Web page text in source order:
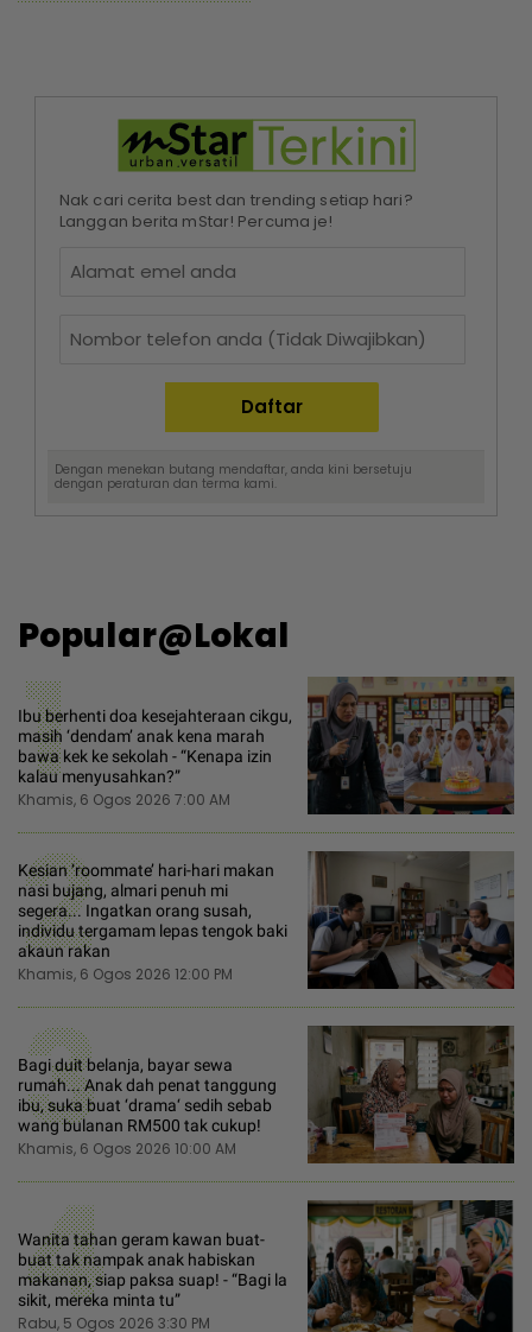
Nak cari cerita best dan trending setiap hari?
Langgan berita mStar! Percuma je!
Dengan menekan butang mendaftar, anda kini bersetuju
dengan peraturan dan terma kami.
Popular@Lokal
1
Ibu berhenti doa kesejahteraan cikgu,
masih ‘dendam’ anak kena marah
bawa kek ke sekolah - “Kenapa izin
kalau menyusahkan?”
Khamis, 6 Ogos 2026 7:00 AM
2
Kesian ‘roommate’ hari-hari makan
nasi bujang, almari penuh mi
segera... Ingatkan orang susah,
individu tergamam lepas tengok baki
akaun rakan
Khamis, 6 Ogos 2026 12:00 PM
3
Bagi duit belanja, bayar sewa
rumah... Anak dah penat tanggung
ibu, suka buat ‘drama‘ sedih sebab
wang bulanan RM500 tak cukup!
Khamis, 6 Ogos 2026 10:00 AM
4
Wanita tahan geram kawan buat-
buat tak nampak anak habiskan
makanan, siap paksa suap! - “Bagi la
sikit, mereka minta tu”
Rabu, 5 Ogos 2026 3:30 PM